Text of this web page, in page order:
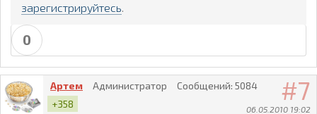
зарегистрируйтесь.
0
7
06.05.2010 19:02
Артем Администратор Сообщений: 5084
+358